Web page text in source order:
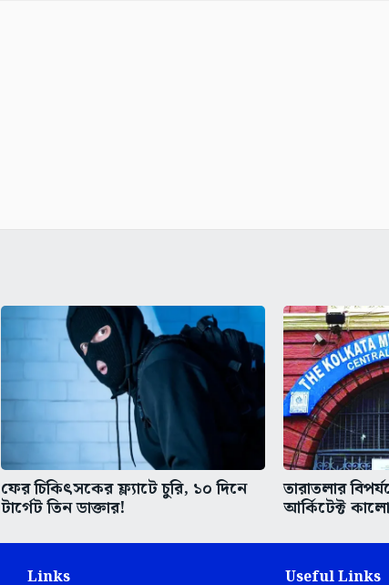
ফের চিকিৎসকের ফ্ল্যাটে চুরি, ১০ দিনে
টার্গেট তিন ডাক্তার!
তারাতলার
আর্কিটেক্ট
Links Useful Links